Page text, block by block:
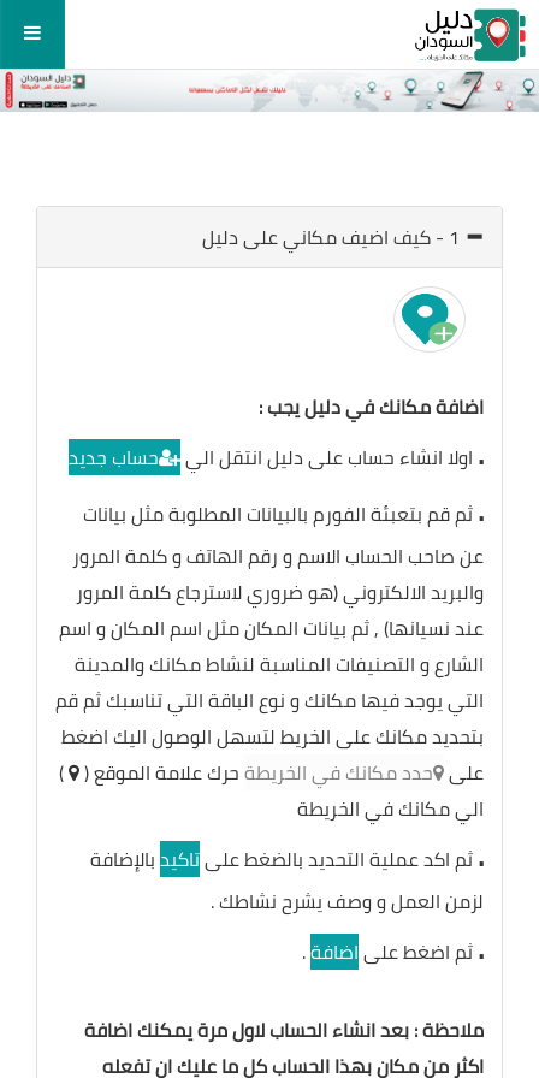
اضافة مكانك في دليل يجب :
. اولا انشاء حساب على دليل انتقل الي حساب جديد
.ثم قم بتعبئة الفورم بالبيانات المطلوبة مثل بيانات
عن صاحب الحساب الاسم و رقم الهاتف و كلمة المرور
والبريد الالكتروني (هو ضروري لاسترجاع كلمة المرور
عند نسيانها) , ثم بيانات المكان مثل اسم المكان و اسم
الشارع و التصنيفات المناسبة لنشاط مكانك والمدينة
التي يوجد فيها مكانك و نوع الباقة التي تناسبك ثم قم
بتحديد مكانك على الخريط لتسهل الوصول اليك اضغط
على حدد مكانك في الخريطةحرك علامة الموقع ( )
الي مكانك في الخريطة
.ثم اكد عملية التحديد بالضغط علىتاكيدبالإضافة
لزمن العمل و وصف يشرح نشاطك .
.ثم اضغط علىاضافة.
ملاحظة : بعد انشاء الحساب لاول مرة يمكنك اضافة
اكثر من مكان بهذا الحساب كل ما عليك ان تفعله